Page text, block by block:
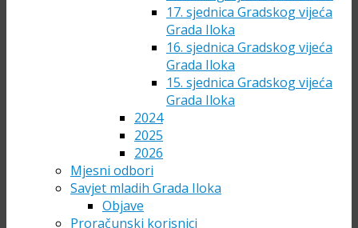
17. sjednica Gradskog vijeća
Grada Iloka
16. sjednica Gradskog vijeća
Grada Iloka
15. sjednica Gradskog vijeća
Grada Iloka
2024
2025
2026
Mjesni odbori
Savjet mladih Grada Iloka
Objave
Proračunski korisnici